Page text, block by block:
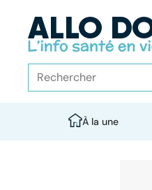
À la une